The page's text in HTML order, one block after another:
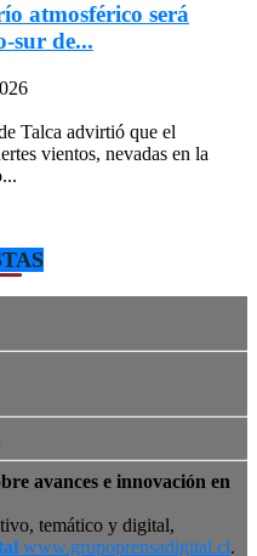
atmosférico será
sur de...
Talca advirtió que el
vientos, nevadas en la
avances e innovación en
temático y digital,
www.grupoprensadigital.cl.